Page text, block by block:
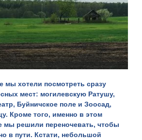
мы хотели посмотреть сразу
мест: могилевскую Ратушу,
Буйничское поле и Зоосад,
Кроме того, именно в этом
мы решили переночевать, чтобы
в пути. Кстати, небольшой